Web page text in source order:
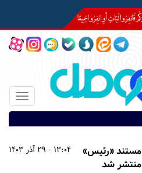
Toggle
13:04 - 29 آذر 1403
مستند «رئیس»
منتشر شد